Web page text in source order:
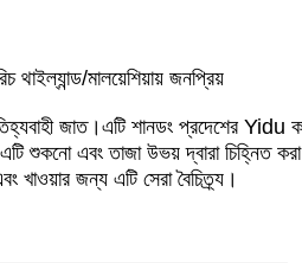
মালয়েশিয়ায় জনপ্রিয়
জাত।এটি শানডং প্রদেশের
শুকনো এবং তাজা উভয় দ্বারা চিহ্নিত
খাওয়ার জন্য এটি সেরা বৈচিত্র্য।